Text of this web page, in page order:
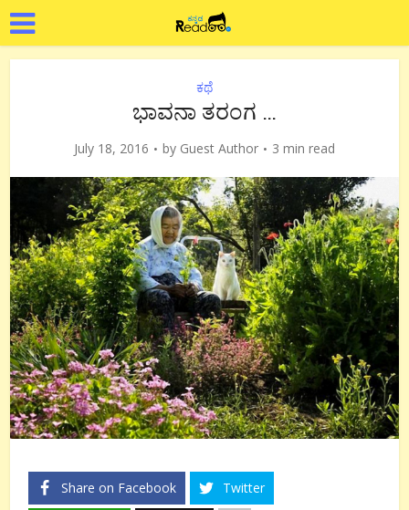
ಕಥೆ
ಭಾವನಾ ತರಂಗ …
July 18, 2016 by Guest Author 3 min read
Share on Facebook Twitter